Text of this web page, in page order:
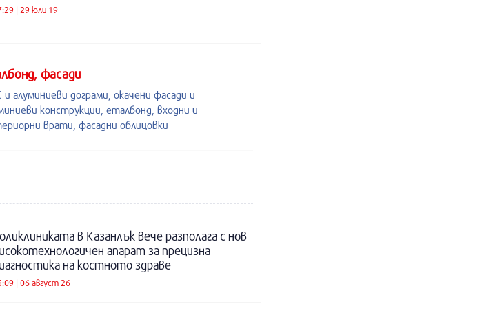
| 29 юли 19
фасади
и алуминиеви дограми, окачени фасади и
конструкции, еталбонд, входни и
врати, фасадни облицовки
в Казанлък вече разполага с нов
апарат за прецизна
на костното здраве
| 06 август 26